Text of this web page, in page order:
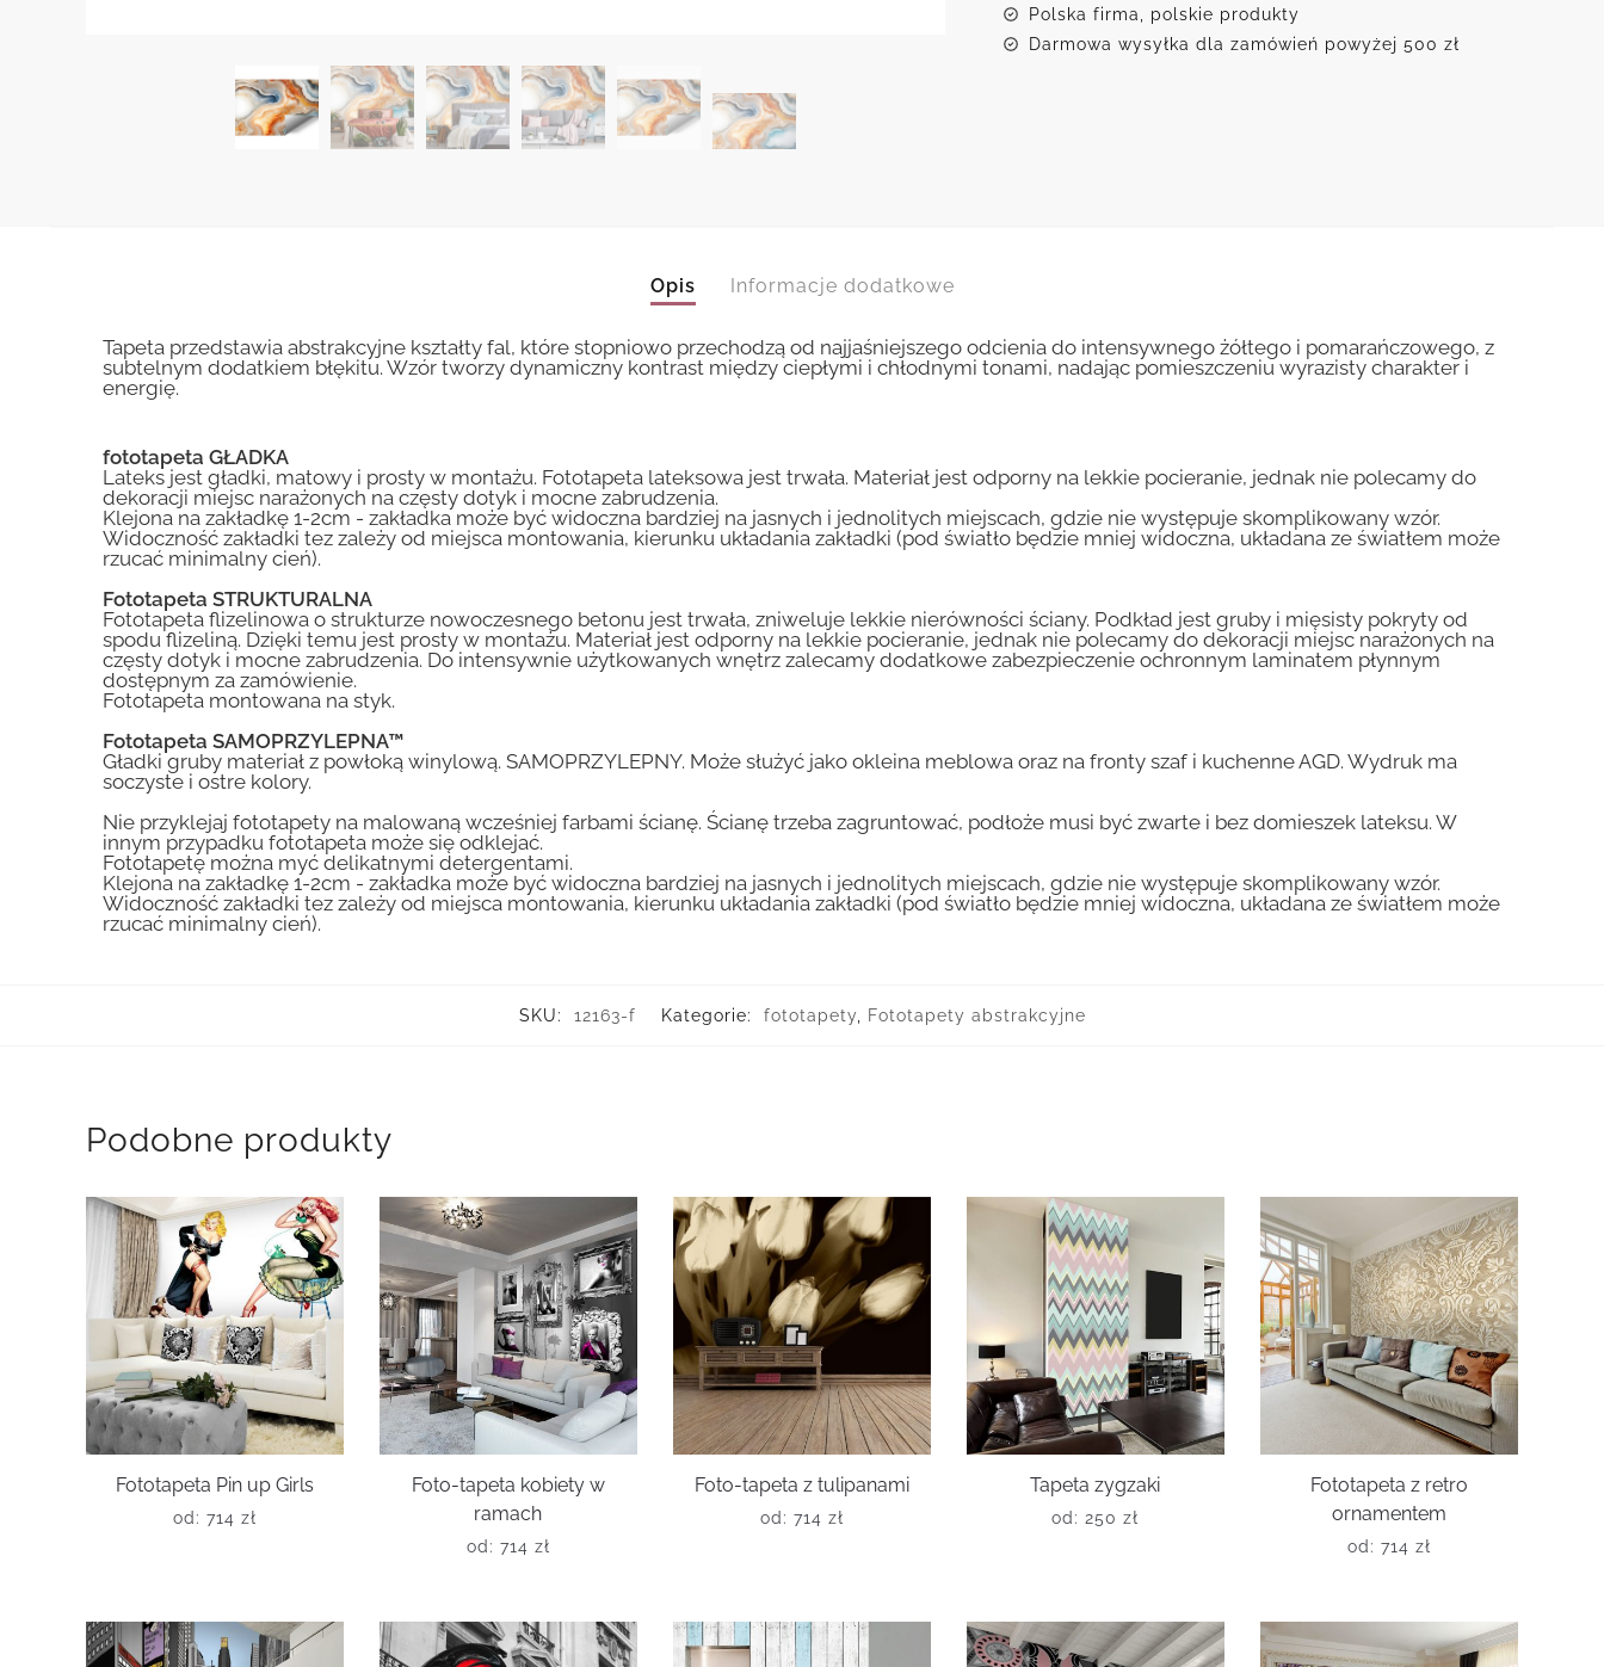
Polska firma, polskie produkty
Darmowa wysyłka dla zamówień powyżej 500 zł
Opis Informacje dodatkowe
Tapeta przedstawia abstrakcyjne kształty fal, które stopniowo przechodzą od najjaśniejszego odcienia do intensywnego żółtego i pomarańczowego, z
subtelnym dodatkiem błękitu. Wzór tworzy dynamiczny kontrast między ciepłymi i chłodnymi tonami, nadając pomieszczeniu wyrazisty charakter i
energię.
fototapeta GŁADKA
Lateks jest gładki, matowy i prosty w montażu. Fototapeta lateksowa jest trwała. Materiał jest odporny na lekkie pocieranie, jednak nie polecamy do
dekoracji miejsc narażonych na częsty dotyk i mocne zabrudzenia.
Klejona na zakładkę 1-2cm - zakładka może być widoczna bardziej na jasnych i jednolitych miejscach, gdzie nie występuje skomplikowany wzór.
Widoczność zakładki tez zależy od miejsca montowania, kierunku układania zakładki (pod światło będzie mniej widoczna, układana ze światłem może
rzucać minimalny cień).
Fototapeta STRUKTURALNA
Fototapeta flizelinowa o strukturze nowoczesnego betonu jest trwała, zniweluje lekkie nierówności ściany. Podkład jest gruby i mięsisty pokryty od
spodu flizeliną. Dzięki temu jest prosty w montażu. Materiał jest odporny na lekkie pocieranie, jednak nie polecamy do dekoracji miejsc narażonych na
częsty dotyk i mocne zabrudzenia. Do intensywnie użytkowanych wnętrz zalecamy dodatkowe zabezpieczenie ochronnym laminatem płynnym
dostępnym za zamówienie.
Fototapeta montowana na styk.
Fototapeta SAMOPRZYLEPNA™
Gładki gruby materiał z powłoką winylową. SAMOPRZYLEPNY. Może służyć jako okleina meblowa oraz na fronty szaf i kuchenne AGD. Wydruk ma
soczyste i ostre kolory.
Nie przyklejaj fototapety na malowaną wcześniej farbami ścianę. Ścianę trzeba zagruntować, podłoże musi być zwarte i bez domieszek lateksu. W
innym przypadku fototapeta może się odklejać.
Fototapetę można myć delikatnymi detergentami.
Klejona na zakładkę 1-2cm - zakładka może być widoczna bardziej na jasnych i jednolitych miejscach, gdzie nie występuje skomplikowany wzór.
Widoczność zakładki tez zależy od miejsca montowania, kierunku układania zakładki (pod światło będzie mniej widoczna, układana ze światłem może
rzucać minimalny cień).
SKU: 12163-f Kategorie: fototapety, Fototapety abstrakcyjne
Podobne produkty
Fototapeta Pin up Girls
od: 714 zł
Foto-tapeta kobiety w
ramach
od: 714 zł
Foto-tapeta z tulipanami
od: 714 zł
Tapeta zygzaki
od: 250zł
Fototapeta z retro
ornamentem
od: 714 zł